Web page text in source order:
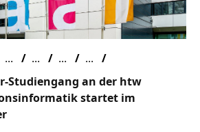
Studiengang an der htw
startet im